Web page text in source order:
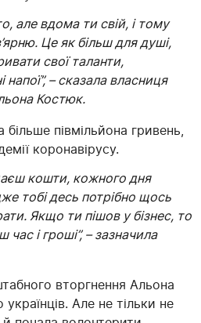
але вдома ти свій, і тому
Це як більш для душі,
свої таланти,
– сказала власниця
Костюк.
півмільйона гривень,
коронавірусу.
кошти, кожного дня
тобі десь потрібно щось
Якщо ти пішов у бізнес, то
і гроші”, – зазначила
вторгнення Альона
українців. Але не тільки не